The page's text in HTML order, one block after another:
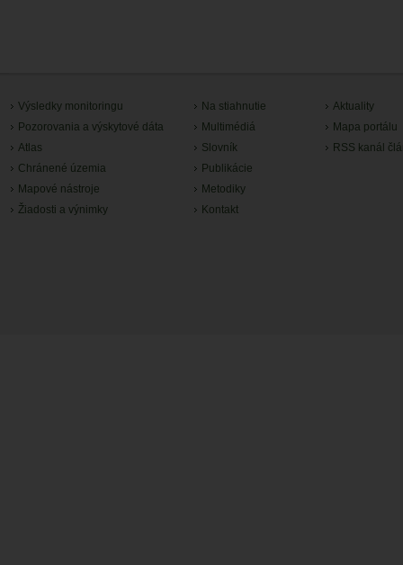
Výsledky monitoringu
Pozorovania a výskytové dáta
Atlas
Chránené územia
Mapové nástroje
Žiadosti a výnimky
Na stiahnutie
Multimédiá
Slovník
Publikácie
Metodiky
Kontakt
Aktuality
Mapa portálu
RSS kanál